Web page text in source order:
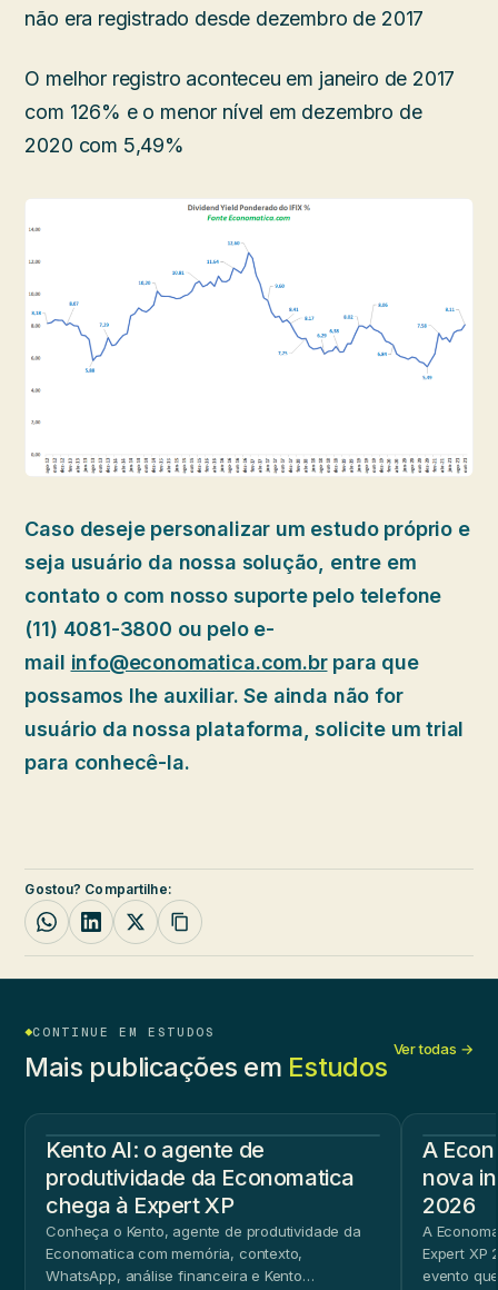
não era registrado desde dezembro de 2017
O melhor registro aconteceu em janeiro de 2017
com 126% e o menor nível em dezembro de
2020 com 5,49%
Caso deseje personalizar um estudo próprio e
seja usuário da nossa solução, entre em
contato o com nosso suporte pelo telefone
(11) 4081-3800 ou pelo e-
mail info@economatica.com.brpara que
possamos lhe auxiliar. Se ainda não for
usuário da nossa plataforma, solicite um trial
para conhecê-la.
Gostou? Compartilhe:
CONTINUE EM ESTUDOS
Mais publicações em Estudos
Ver todas →
Kento AI: o agente de
produtividade da Economatica
chega à Expert XP
Conheça o Kento, agente de produtividade da
Economatica com memória, contexto,
WhatsApp, análise financeira e Kento
A
nova
2026
A
Expert XP
evento